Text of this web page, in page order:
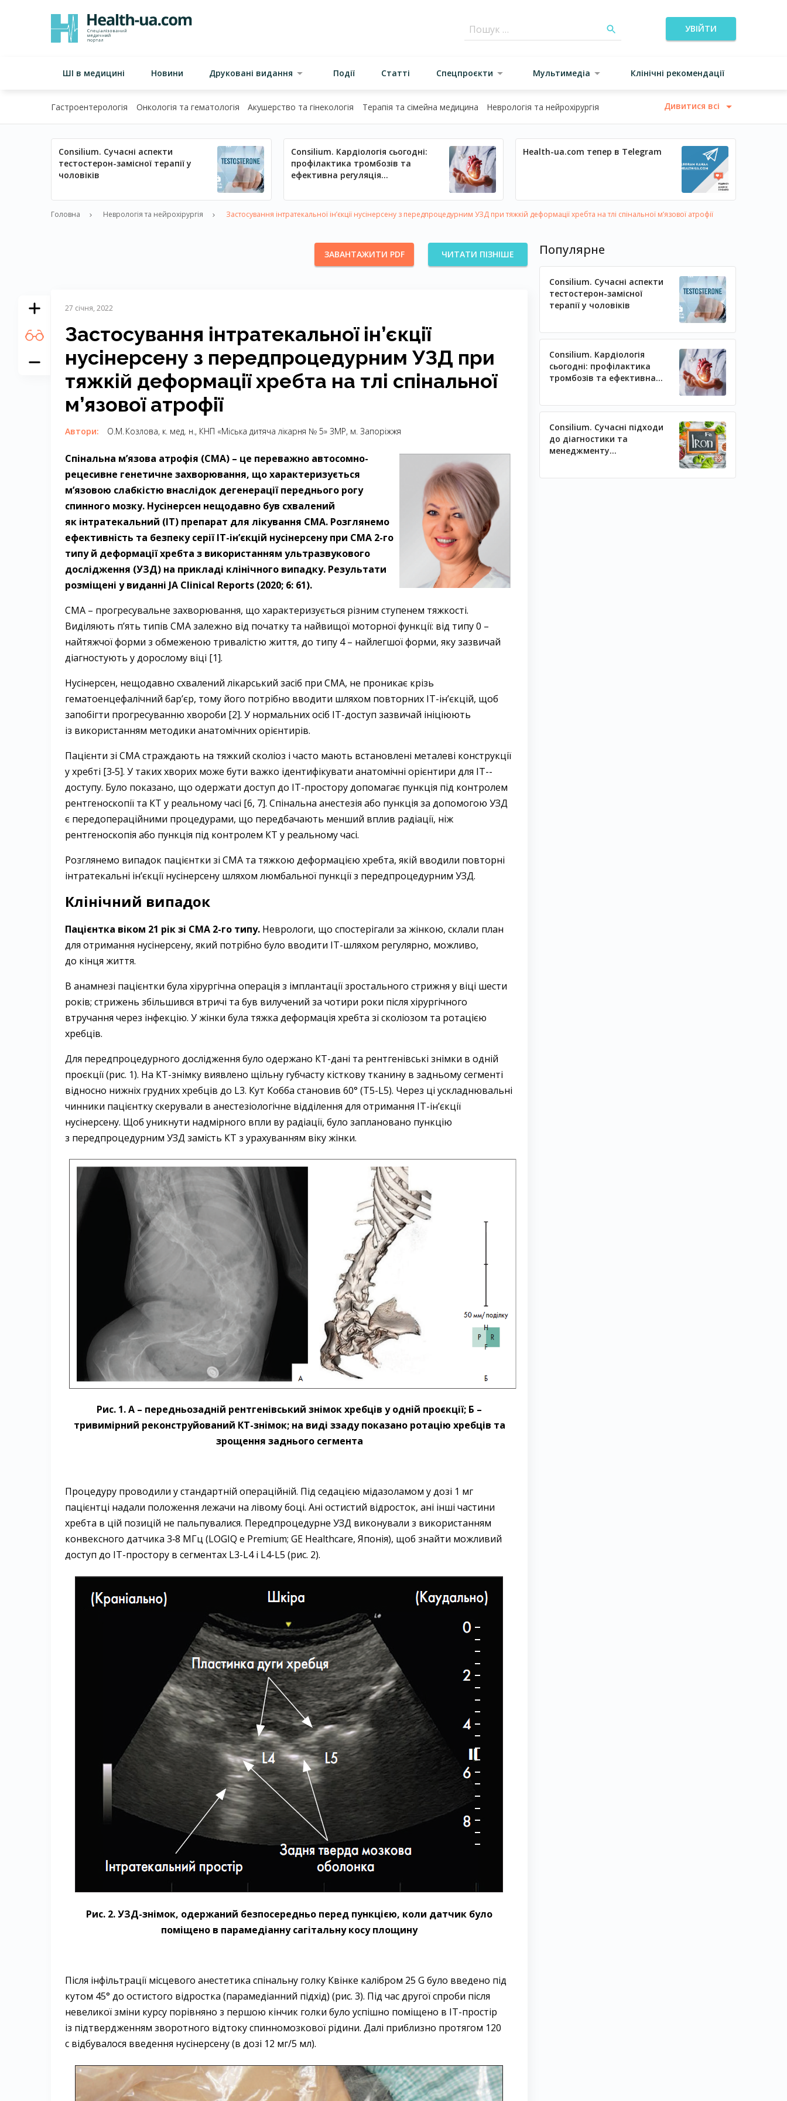
УВІЙТИ
ШІ в медицині Новини Друковані видання Події Статті Спецпроєкти Мультимедіа Клінічні рекомендації
Гастроентерологія Онкологія та гематологія Акушерство та гінекологія Терапія та сімейна медицина Неврологія та нейрохірургія Дивитися всі
Consilium. Сучасні аспекти
тестостерон-замісної терапії у
чоловіків
Consilium. Кардіологія сьогодні:
профілактика тромбозів та
ефективна регуляція
Health-ua.com тепер в Telegram
Головна Неврологія та нейрохірургія Застосування інтратекальної ін’єкції нусінерсену з передпроцедурним УЗД при тяжкій деформації хребта на тлі спінальної м’язової атрофії
ЗАВАНТАЖИТИ PDF ЧИТАТИ ПІЗНІШЕ
27 січня, 2022
Застосування інтратекальної ін’єкції
нусінерсену з передпроцедурним УЗД при
тяжкій деформації хребта на тлі спінальної
м’язової атрофії
Автори: О.М. Козлова, к. мед. н., КНП «Міська дитяча лікарня № 5» ЗМР, м. Запоріжжя
Спінальна м’язова атрофія (СМА) – ​це переважно автосомно-
рецесивне генетичне захворювання, що характеризується
м’язовою слабкістю внаслідок дегенерації переднього рогу
спинного мозку. Нусінерсен нещодавно був схвалений
як інтратекальний (ІТ) препарат для лікування СМА. Розглянемо
ефективність та безпеку серії ІТ-ін’єкцій нусінерсену при СМА 2-го
типу й деформації хребта з використанням ультразвукового
дослід­жен­ня (УЗД) на прикладі клінічного випадку. Результати
розміщені у виданні JA Clinical Reports (2020; 6: 61).
СМА – ​прогресувальне захворювання, що характеризується різним ступенем тяжкості.
Виділяють п’ять типів СМА залежно від початку та найвищої моторної функції: від типу 0 – ​
найтяжчої форми з обмеженою тривалістю життя, до типу 4 – ​найлегшої форми, яку зазвичай
діагностують у дорослому віці [1].
Нусінерсен, нещодавно схвалений лікарський засіб при СМА, не проникає крізь
гематоенцефалічний бар’єр, тому його потрібно вводити шляхом повторних ІТ-ін’єкцій, щоб
запобігти прогресуванню хвороби [2]. У нормальних осіб ІТ-доступ зазвичай ініціюють
із використанням методики анатомічних орієнтирів.
Пацієнти зі СМА страждають на тяжкий сколіоз і часто мають встановлені металеві конструкції
у хребті [3‑5]. У таких хворих може бути важко ідентифікувати анатомічні орієнтири для ІТ-­
доступу. Було показано, що одержати доступ до ІТ-простору допомагає пункція під контролем
рентгеноскопії та КТ у реальному часі [6, 7]. Спінальна анестезія або пункція за допомогою УЗД
є передопераційними процедурами, що передбачають менший вплив радіації, ніж
рентгеноскопія або пункція під контролем КТ у реальному часі.
Розглянемо випадок пацієнтки зі СМА та тяжкою деформацією хребта, якій вводили повторні
інтратекальні ін’єкції нусінерсену шляхом люмбальної пункції з передпроцедурним УЗД.
Клінічний випадок
Пацієнтка віком 21 рік зі СМА 2-го типу. Неврологи, що спостерігали за жінкою, склали план
для отримання нусінерсену, який потрібно було вводити ІТ-шляхом регулярно, можливо,
до кінця життя.
В анамнезі пацієнтки була хірургічна операція з імплантації зростального стрижня у віці шести
років; стрижень збільшився втричі та був вилучений за чотири роки після хірургічного
втручання через інфекцію. У жінки була тяжка деформація хребта зі сколіозом та ротацією
хребців.
Для передпроцедурного дослід­жен­ня було одержано КТ-дані та рентгенівські знімки в одній
проєкції (рис. 1). На КТ-знімку виявлено щільну губчасту кісткову тканину в задньому сегменті
відносно нижніх грудних хребців до L3. Кут Кобба становив 60° (T5-L5). Через ці ускладнювальні
чинники пацієнтку скерували в анестезіологічне відділення для отримання ІТ-ін’єкції
нусінерсену. Щоб уникнути надмірного впли ву радіації, було заплановано пункцію
з передпроцедурним УЗД замість КТ з урахуванням віку жінки.
Рис. 1. А – передньозадній рентгенівський знімок хребців у одній проєкції; Б –
тривимірний реконструйований КТ-знімок; на виді ззаду показано ротацію хребців та
зрощення заднього сегмента
Процедуру проводили у стандартній операційній. Під седацією мідазоламом у дозі 1 мг
пацієнтці надали положення лежачи на лівому боці. Ані остистий відросток, ані інші час­тини
хребта в цій позицій не пальпувалися. Передпроцедурне УЗД виконували з використанням
конвексного датчика 3‑8 МГц (LOGIQ e Premium; GE Healthcare, Японія), щоб знайти можливий
доступ до ІТ-простору в сегментах L3-L4 і L4-L5 (рис. 2).
Рис. 2. УЗД-знімок, одержаний безпосередньо перед пункцією, коли датчик було
поміщено в парамедіанну сагітальну косу площину
Після інфільтрації місцевого анестетика спінальну голку Квінке калібром 25 G було введено під
кутом 45° до остистого відростка (парамедіанний підхід) (рис. 3). Під час другої спроби після
невеликої зміни курсу порівняно з першою кінчик голки було успішно поміщено в ІТ-простір
із підтверд­жен­ням зворотного відтоку спинномозкової рідини. Далі приблизно протягом 120
с відбувалося введення нусінерсену (в дозі 12 мг/5 мл).
Популярне
Consilium. Сучасні аспекти
тестостерон-замісної
терапії у чоловіків
Consilium. Кардіологія
сьогодні: профілактика
тромбозів та ефективна
Consilium. Сучасні підходи
до діагностики та
менеджменту